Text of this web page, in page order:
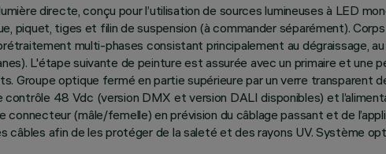
directe, conçu pour l’utilisation de sources lumineuses à LED
piquet, tiges et filin de suspension (à commander séparément).
multi-phases consistant principalement au dégraissage,
L'étape suivante de peinture est assurée avec un primaire et une
Groupe optique fermé en partie supérieure par un verre transparent
48 Vdc (version DMX et version DALI disponibles) et
connecteur (mâle/femelle) en prévision du câblage passant et de
câbles afin de les protéger de la saleté et des rayons UV. Système